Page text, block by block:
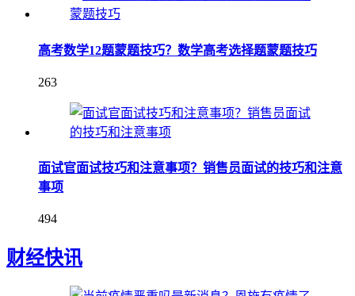
高考数学12题蒙题技巧？数学高考选择题蒙题技巧
263
面试官面试技巧和注意事项？销售员面试的技巧和注意
事项
494
财经快讯